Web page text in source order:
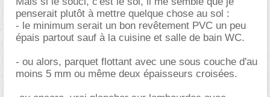
penserait plutôt à mettre quelque chose au sol :
- le minimum serait un bon revêtement PVC un peu
épais partout sauf à la cuisine et salle de bain WC.
- ou alors, parquet flottant avec une sous couche d'au
moins 5 mm ou même deux épaisseurs croisées.